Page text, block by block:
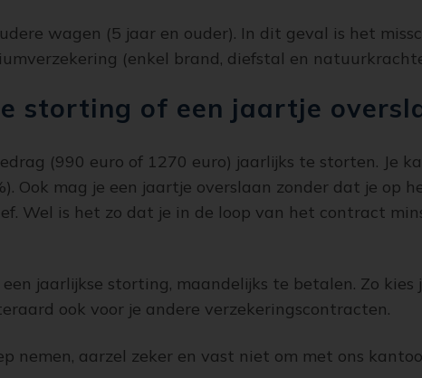
wagen (5 jaar en ouder). In dit geval is het
(enkel brand, diefstal en
storting of een jaartje
(990 euro of 1270 euro) jaarlijks te storten. Je
Ook mag je een jaartje overslaan zonder dat je op
Wel is het zo dat je in de loop van het contract
jaarlijkse storting, maandelijks te betalen. Zo
ook voor je andere verzekeringscontracten.
nemen, aarzel zeker en vast niet om met ons